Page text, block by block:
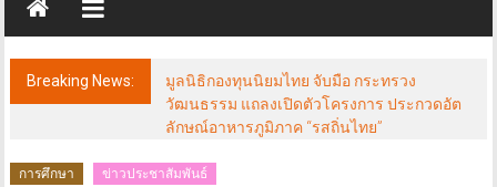
ฟรี
แลน
เซอร์
Breaking News:
มูลนิธิกองทุนนิยมไทย จับมือ กระทรวง
วัฒนธรรม แถลงเปิดตัวโครงการ ประกวดอัต
ลักษณ์อาหารภูมิภาค “รสถิ่นไทย”
การศึกษา ข่าวประชาสัมพันธ์